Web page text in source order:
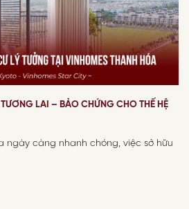
LAI – BẢO CHỨNG CHO THẾ HỆ
ngày càng nhanh chóng, việc sở hữu